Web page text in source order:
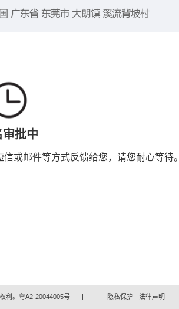
审批中
或邮件等方式反馈给您，请您耐心等待。
利。粤A2-20044005号 | 隐私保护 法律声明